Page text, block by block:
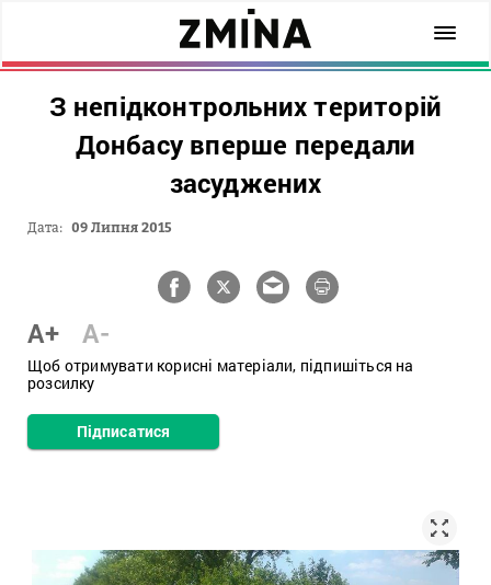
З непідконтрольних територій
Донбасу вперше передали
засуджених
Дата: 09 Липня 2015
A+ A-
Щоб отримувати корисні матеріали, підпишіться на
розсилку
Підписатися